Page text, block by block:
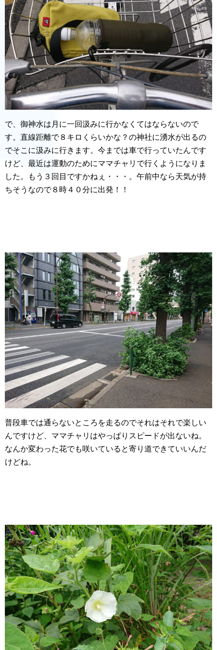
で、御神水は月に一回汲みに行かなくてはならないので
す。直線距離で８キロくらいかな？の神社に湧水が出るの
でそこに汲みに行きます。今までは車で行っていたんです
けど、最近は運動のためにママチャリで行くようになりま
した。もう３回目ですかねぇ・・・。午前中なら天気が持
ちそうなので８時４０分に出発！！
普段車では通らないところを走るのでそれはそれで楽しい
んですけど、ママチャリはやっぱりスピードが出ないね。
なんか変わった花でも咲いていると寄り道できていいんだ
けどね。